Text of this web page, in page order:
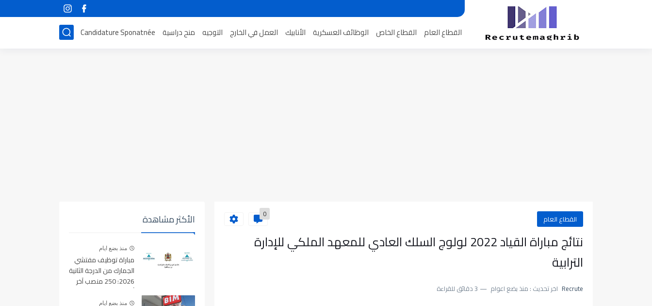
القطاع العام القطاع الخاص الوظائف العسكرية الأنابيك العمل في الخارج التوجيه منح دراسية Candidature Sponatnée
القطاع العام 0
نتائج مباراة القياد 2022 لولوج السلك العادي للمعهد الملكي للإدارة
الترابية
Recrute اخر تحديث : منذ بضع اعوام 3 دقائق للقراءة
الأكثر مشاهدة
منذ بضع ايام
مباراة توظيف مفتشي
الجمارك من الدرجة الثانية
2026: 250 منصب آخر
2026منذ بضع ايام